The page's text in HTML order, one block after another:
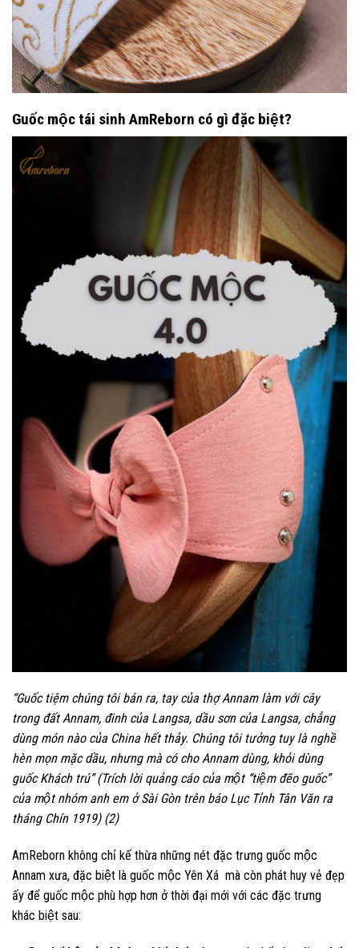
Guốc mộc tái sinh AmReborn có gì đặc biệt?
“Guốc tiệm chúng tôi bán ra, tay của thợ Annam làm với cây
trong đất Annam, đinh của Langsa, dầu sơn của Langsa, chẳng
dùng món nào của China hết thảy. Chúng tôi tưởng tuy là nghề
hèn mọn mặc dầu, nhưng mà có cho Annam dùng, khỏi dùng
guốc Khách trú”(Trích lời quảng cáocủa một “tiệm đẽo guốc”
của một nhóm anh em ở Sài Gòn trên báo Lục Tỉnh Tân Văn ra
tháng Chín 1919) (2)
AmReborn không chỉ kế thừa những nét đặc trưng guốc mộc
Annam xưa, đặc biệt là guốc mộc Yên Xá mà còn phát huy vẻ đẹp
ấy để guốc mộc phù hợp hơn ở thời đại mới với các đặc trưng
khác biệt sau: